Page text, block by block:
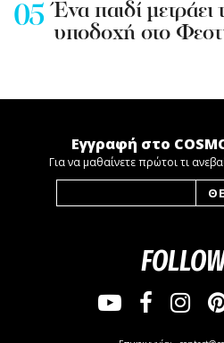
Ένα παιδί
υποδοχή στο
Εγγραφή στο
Για να μαθαίνετε πρώτοι τι